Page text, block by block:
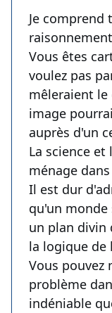
Je
Vous êtes
voulez pas
mêleraient
image
auprès d'un
La science
ménage
Il est dur
qu'un
un plan divin
la logique de
Vous
problème
indéniable